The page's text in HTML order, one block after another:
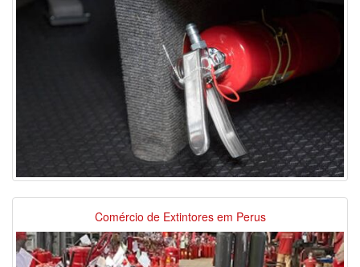
Comércio de Extintores em Perus